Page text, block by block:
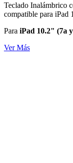
Teclado Inalámbrico
compatible para iPad
Para iPad 10.2" (7a
Ver Más